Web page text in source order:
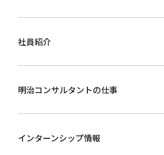
社員紹介
明治コンサルタントの仕事
インターンシップ情報